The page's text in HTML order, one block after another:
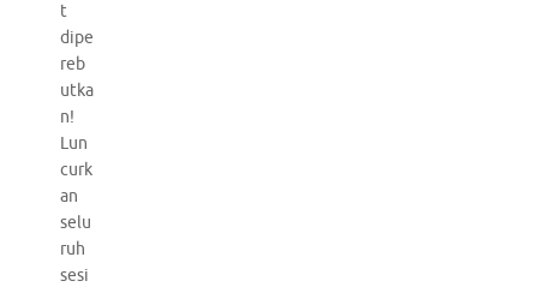
t
dipe
reb
utka
n!
Lun
curk
an
selu
ruh
sesi